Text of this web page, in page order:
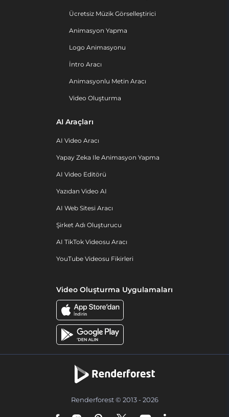
Ücretsiz Müzik Görselleştirici
Animasyon Yapma
Logo Animasyonu
İntro Aracı
Animasyonlu Metin Aracı
Video Oluşturma
AI Araçları
AI Video Aracı
Yapay Zeka Ile Animasyon Yapma
AI Video Editörü
Yazıdan Video AI
AI Web Sitesi Aracı
Şirket Adı Oluşturucu
AI TikTok Videosu Aracı
YouTube Videosu Fikirleri
Video Oluşturma Uygulamaları
Renderforest © 2013 - 2026